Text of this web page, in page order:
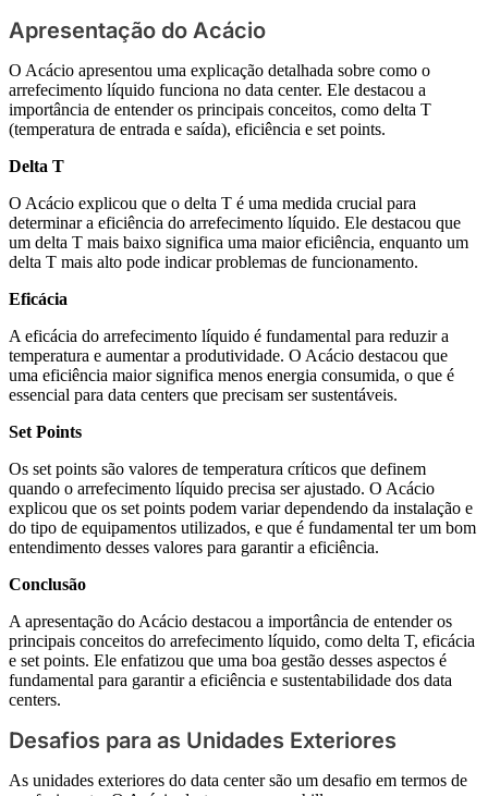
Apresentação do Acácio
O Acácio apresentou uma explicação detalhada sobre como o
arrefecimento líquido funciona no data center. Ele destacou a
importância de entender os principais conceitos, como delta T
(temperatura de entrada e saída), eficiência e set points.
Delta T
O Acácio explicou que o delta T é uma medida crucial para
determinar a eficiência do arrefecimento líquido. Ele destacou que
um delta T mais baixo significa uma maior eficiência, enquanto um
delta T mais alto pode indicar problemas de funcionamento.
Eficácia
A eficácia do arrefecimento líquido é fundamental para reduzir a
temperatura e aumentar a produtividade. O Acácio destacou que
uma eficiência maior significa menos energia consumida, o que é
essencial para data centers que precisam ser sustentáveis.
Set Points
Os set points são valores de temperatura críticos que definem
quando o arrefecimento líquido precisa ser ajustado. O Acácio
explicou que os set points podem variar dependendo da instalação e
do tipo de equipamentos utilizados, e que é fundamental ter um bom
entendimento desses valores para garantir a eficiência.
Conclusão
A apresentação do Acácio destacou a importância de entender os
principais conceitos do arrefecimento líquido, como delta T, eficácia
e set points. Ele enfatizou que uma boa gestão desses aspectos é
fundamental para garantir a eficiência e sustentabilidade dos data
centers.
Desafios para as Unidades Exteriores
As unidades exteriores do data center são um desafio em termos de